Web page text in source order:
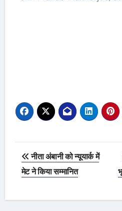
Post
navigation
नीता अंबानी को न्यूयार्क में
मेट ने किया सम्मानित